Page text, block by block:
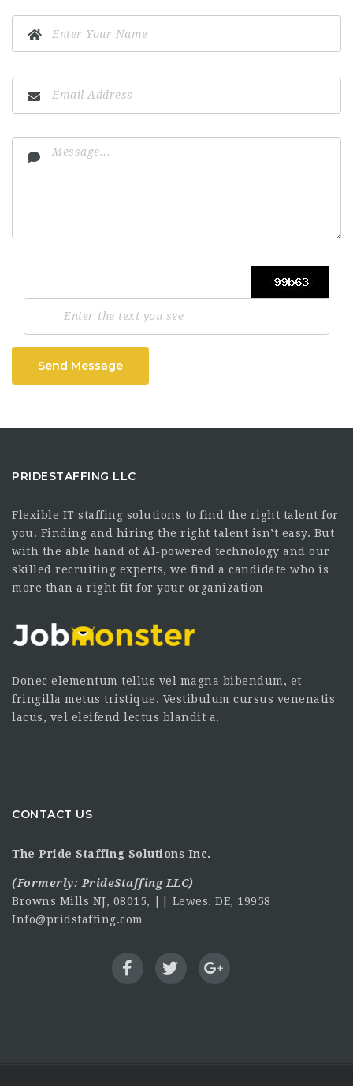
Send Message
PRIDESTAFFING LLC
Flexible IT staffing solutions to find the right talent for
you. Finding and hiring the right talent isn’t easy. But
with the able hand of AI-powered technology and our
skilled recruiting experts, we find a candidate who is
more than a right fit for your organization
Donec elementum tellus vel magna bibendum, et
fringilla metus tristique. Vestibulum cursus venenatis
lacus, vel eleifend lectus blandit a.
CONTACT US
The Pride Staffing Solutions Inc.
(Formerly: PrideStaffing LLC)
Browns Mills NJ, 08015, || Lewes. DE, 19958
Info@pridstaffing.com